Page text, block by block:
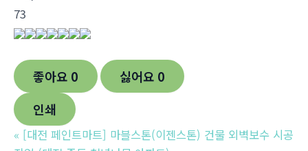
73
좋아요 0 싫어요 0
인쇄
« [대전 페인트마트] 마블스톤(이젠스톤) 건물 외벽보수 시공